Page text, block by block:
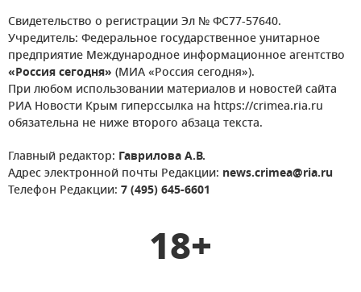
Свидетельство о регистрации Эл № ФС77-57640.
Учредитель: Федеральное государственное унитарное
предприятие Международное информационное агентство
«Россия сегодня» (МИА «Россия сегодня»).
При любом использовании материалов и новостей сайта
РИА Новости Крым гиперссылка на https://crimea.ria.ru
обязательна не ниже второго абзаца текста.
Главный редактор: Гаврилова А.В.
Адрес электронной почты Редакции: news.crimea@ria.ru
Телефон Редакции: 7 (495) 645-6601
18+